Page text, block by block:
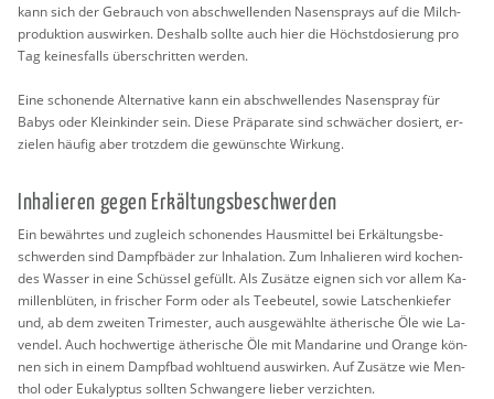
kann sich der Ge­brauch von ab­schwel­len­den Na­sen­sprays auf die Milch­
pro­duk­ti­on aus­wir­ken. Des­halb soll­te auch hier die Höchst­do­sie­rung pro
Tag kei­nes­falls über­schrit­ten wer­den.
Eine scho­nen­de Al­ter­na­ti­ve kann ein ab­schwel­len­des Na­sen­spray für
Babys oder Klein­kin­der sein. Diese Prä­pa­ra­te sind schwä­cher do­siert, er­
zie­len häu­fig aber trotz­dem die ge­wünsch­te Wir­kung.
In­ha­lie­ren gegen Er­käl­tungs­be­schwer­den
Ein be­währ­tes und zu­gleich scho­nen­des Haus­mit­tel bei Er­käl­tungs­be­
schwer­den sind Dampf­bä­der zur In­ha­la­ti­on. Zum In­ha­lie­ren wird ko­chen­
des Was­ser in eine Schüs­sel ge­füllt. Als Zu­sät­ze eig­nen sich vor allem Ka­
mil­len­blü­ten, in fri­scher Form oder als Tee­beu­tel, sowie Lat­schen­kie­fer
und, ab dem zwei­ten Tri­mes­ter, auch aus­ge­wähl­te äthe­ri­sche Öle wie La­
ven­del. Auch hoch­wer­ti­ge äthe­ri­sche Öle mit Man­da­ri­ne und Oran­ge kön­
nen sich in einem Dampf­bad wohl­tu­end aus­wir­ken. Auf Zu­sät­ze wie Men­
thol oder Eu­ka­lyp­tus soll­ten Schwan­ge­re lie­ber ver­zich­ten.